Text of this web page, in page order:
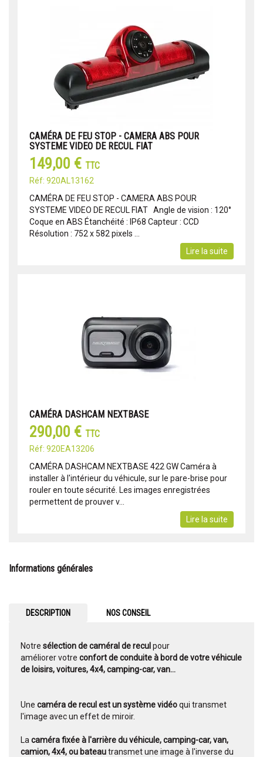
CAMÉRA DE FEU STOP - CAMERA ABS POUR
SYSTEME VIDEO DE RECUL FIAT
149,00 € TTC
Réf: 920AL13162
CAMÉRA DE FEU STOP - CAMERA ABS POUR
SYSTEME VIDEO DE RECUL FIAT Angle de vision : 120°
Coque en ABS Étanchéité : IP68 Capteur : CCD
Résolution : 752 x 582 pixels ...
Lire la suite
CAMÉRA DASHCAM NEXTBASE
290,00 € TTC
Réf: 920EA13206
CAMÉRA DASHCAM NEXTBASE 422 GW Caméra à
installer à l'intérieur du véhicule, sur le pare-brise pour
rouler en toute sécurité. Les images enregistrées
permettent de prouver v...
Lire la suite
Informations générales
DESCRIPTION NOS CONSEIL
Notre sélection de caméral de recul pour
améliorer votre confort de conduite à bord de votre véhicule
de loisirs, voitures, 4x4, camping-car, van...
Une caméra de recul est un système vidéoqui transmet
l'image avec un effet de miroir.
La caméra fixée à l'arrière du véhicule, camping-car, van,
camion, 4x4, ou bateautransmet une image à l'inverse du